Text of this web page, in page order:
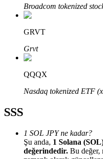
Broadcom tokenized
GRVT
Grvt
QQQX
Nasdaq tokenized ETF
SSS
1 SOL JPY ne kadar?
Şu anda, 1 Solana
değerindedir. Bu değer,